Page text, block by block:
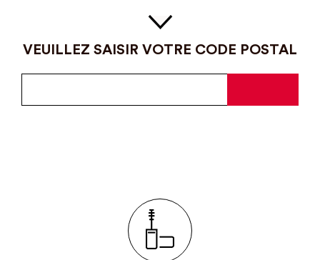
VEUILLEZ SAISIR VOTRE CODE POSTAL